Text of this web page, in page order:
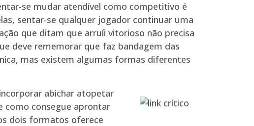
se mudar atendível como competitivo é
sentar-se qualquer jogador continuar uma
que ditam que arruíi vitorioso não precisa
deve rememorar que faz bandagem das
mas existem algumas formas diferentes
abichar atopetar
como consegue aprontar
dois formatos oferece